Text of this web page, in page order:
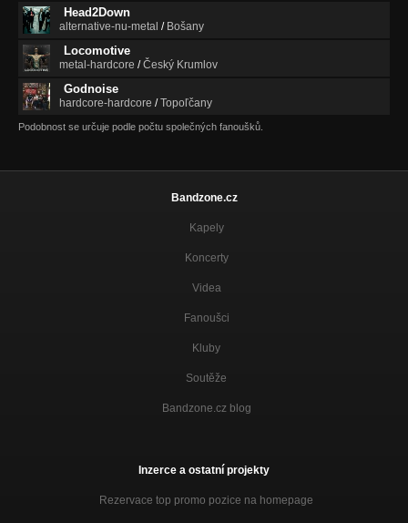
Head2Down
alternative-nu-metal / Bošany
Locomotive
metal-hardcore /Český Krumlov
Godnoise
hardcore-hardcore /Topoľčany
Podobnost se určuje podle počtu společných fanoušků.
Bandzone.cz
Kapely
Koncerty
Videa
Fanoušci
Kluby
Soutěže
Bandzone.cz blog
Inzerce a ostatní projekty
Rezervace top promo pozice na homepage